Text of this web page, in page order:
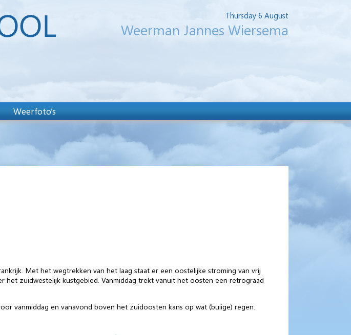
Thursday 6 August
Weerman Jannes Wiersema
Weerfoto’s
Met het wegtrekken van het laag staat er een oostelijke stroming van vrij
zuidwestelijk kustgebied. Vanmiddag trekt vanuit het oosten een retrograad
vanmiddag en vanavond boven het zuidoosten kans op wat (buiige) regen.